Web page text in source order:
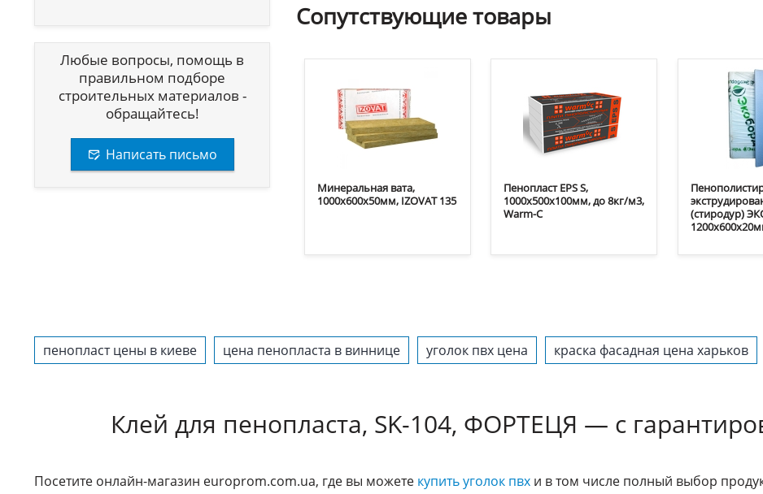
Любые вопросы, помощь в
правильном подборе
строительных материалов -
обращайтесь!
Написать письмо
Сопутствующиетовары
Минеральная вата,
1000х600х50мм, IZOVAT 135
Пенопласт EPS S,
1000х500х100мм, до 8кг/м3,
Warm-C
(стиродур)
пенопласт цены в киеве цена пенопласта в виннице уголок пвх цена краска фасадная цена харьков
Клей для пенопласта, SK-104, ФОРТЕЦЯ — с
Посетите онлайн-магазин europrom.com.ua, где вы можете купить уголок пвх и в том числе полный выбор